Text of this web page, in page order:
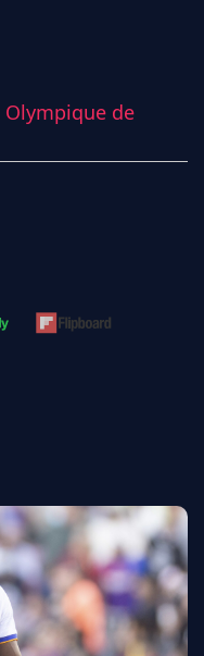
Olympique de